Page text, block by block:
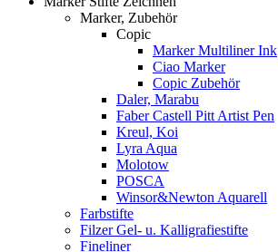
Marker, Zubehör
Copic
Marker Multiliner Ink
Ciao Marker
Copic Zubehör
Daler, Marabu
Faber Castell Pitt Artist Pen
Kreul, Koi
Lyra Aqua
Molotow
POSCA
Winsor&Newton Aquarell
Farbstifte
Filzer Gel- u. Kalligrafiestifte
Fineliner